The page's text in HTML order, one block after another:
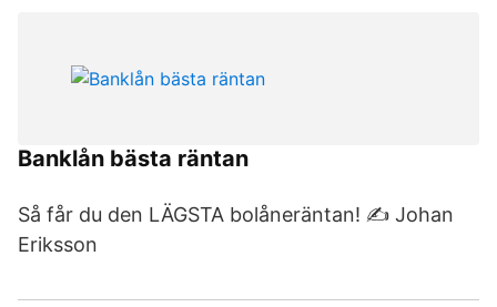
Banklån bästa räntan
Så får du den LÄGSTA bolåneräntan! ✍️ Johan
Eriksson